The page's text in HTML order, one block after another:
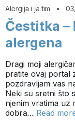
Alergija i ja tim •
Čestitka –
alergena
Dragi moji
pratite ovaj portal
pozdravljam vas
Neki su sretni što
njenim vratima uz
dobra… Read